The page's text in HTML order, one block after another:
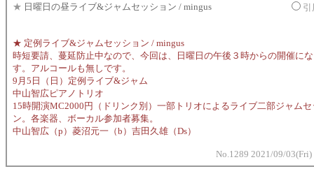
★ 日曜日の昼ライブ&ジャムセッション / mingus 引
★ 定例ライブ&ジャムセッション / mingus
時短要請、蔓延防止中なので、今回は、日曜日の午後３時からの開催に
す。アルコールも無しです。
9月5日（日）定例ライブ&ジャム
中山智広ピアノトリオ
15時開演MC2000円（ドリンク別）一部トリオによるライブ二部ジャム
ン。各楽器、ボーカル参加者募集。
中山智広（p）菱沼元一（b）吉田久雄（Ds）
No.1289 2021/09/